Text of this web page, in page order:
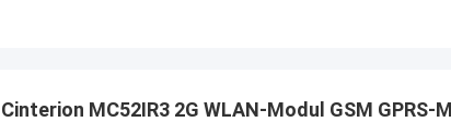
Cinterion MC52IR3 2G WLAN-Modul GSM GPRS-